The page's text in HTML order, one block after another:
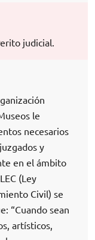
judicial.
le
necesarios
y
en el ámbito
(Ley
Civil) se
“Cuando sean
artísticos,